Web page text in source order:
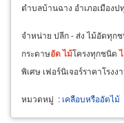
ตำบลบ้านฉาง อำเภอเมือง
จำหน่าย ปลีก - ส่ง ไม้อัดทุก
กระดาษอัดไม้โครงทุกชนิด
พิเศษ เฟอร์นิเจอร์ราคาโรงง
หมวดหมู่ : เคลือบหรืออัดไม้